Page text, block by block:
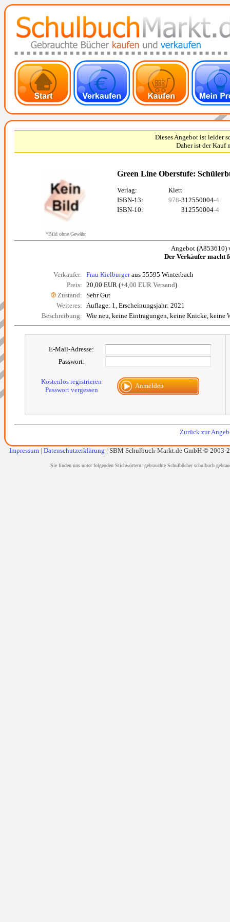
Dieses Angebot ist leider
Daher ist der Kauf
*Bild ohne Gewähr
Green Line Oberstufe:
Verlag:
Klett
ISBN-13:
978-312550004-4
ISBN-10:
312550004-4
Angebot (A853610)
Der Verkäufer macht
Verkäufer: Frau Kielburgeraus 55595 Winterbach
Preis: 20,00 EUR (+4,00 EUR Versand)
Zustand: Sehr Gut
Weiteres: Auflage: 1, Erscheinungsjahr: 2021
Beschreibung: Wie neu, keine Eintragungen, keine Knicke, keine
E-Mail-Adresse:
Passwort:
Kostenlos registrieren
Passwort vergessen
Anmelden
Zurück zur
Impressum | Datenschutzerklärung | SBM Schulbuch-Markt.de GmbH © 2003-
Sie finden uns unter folgenden Stichwörtern: gebrauchte Schulbücher schulbuch